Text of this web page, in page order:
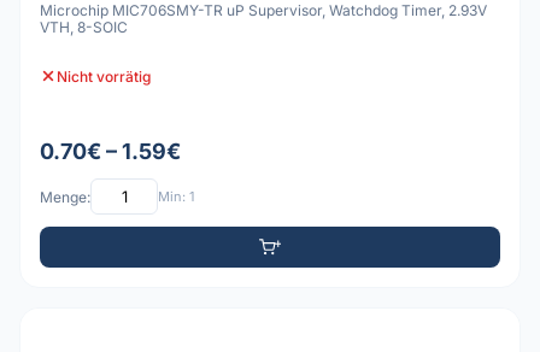
Microchip MIC706SMY-TR uP Supervisor, Watchdog Timer, 2.93V
VTH, 8-SOIC
Nicht vorrätig
0.70€ – 1.59€
Menge: Min: 1